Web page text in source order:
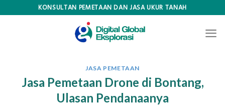
KONSULTAN PEMETAAN DAN JASA UKUR TANAH
JASA PEMETAAN
Jasa Pemetaan Drone di Bontang,
Ulasan Pendanaanya